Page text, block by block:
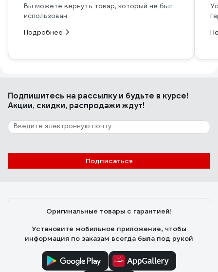
Вы можете вернуть товар, который не был
использован
Подробнее
Подпишитесь на рассылкуи будьте в курсе!
Акции, скидки, распродажи ждут!
Подписаться
Оригинальные товары с гарантией!
Установите мобильное приложение, чтобы
информация по заказам всегда была под рукой